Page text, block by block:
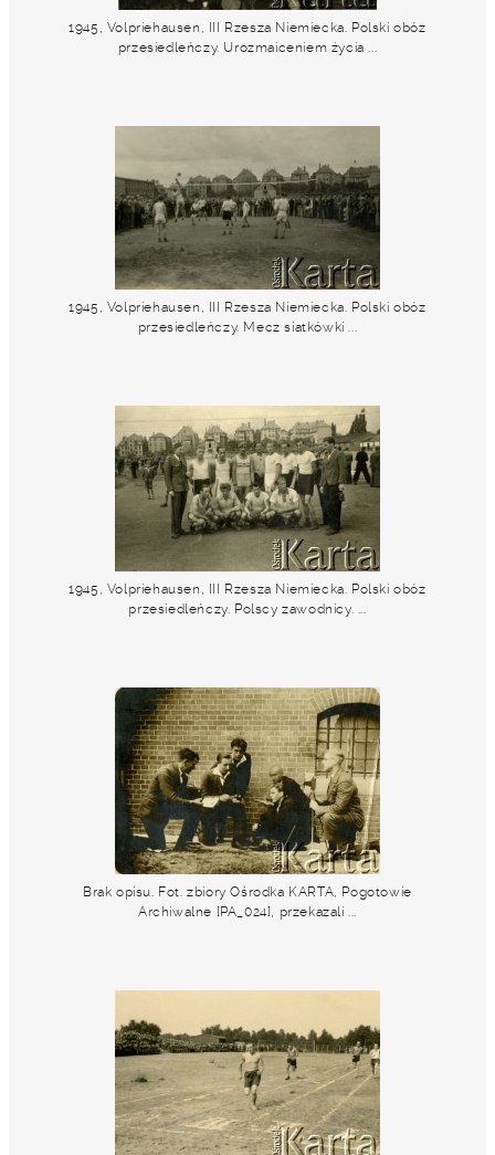
1945, Volpriehausen, III Rzesza Niemiecka. Polski obóz
przesiedleńczy. Urozmaiceniem życia ...
1945, Volpriehausen, III Rzesza Niemiecka. Polski obóz
przesiedleńczy. Mecz siatkówki ...
1945, Volpriehausen, III Rzesza Niemiecka. Polski obóz
przesiedleńczy. Polscy zawodnicy. ...
Brak opisu. Fot. zbiory Ośrodka KARTA, Pogotowie
Archiwalne [PA_024], przekazali ...